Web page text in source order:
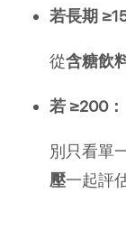
若長期
從含糖飲
若 ≥200：
別只看單
壓一起評